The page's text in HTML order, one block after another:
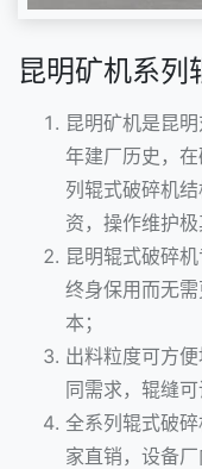
昆明矿机系列
昆明矿机是昆
年建厂历史，
列辊式破碎机
资，操作维护极
昆明辊式破碎
终身保用而无
本；
出料粒度可方
同需求，辊缝
全系列辊式破
家直销，设备